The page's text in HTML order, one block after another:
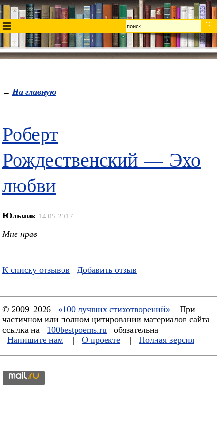
← На главную
Роберт
Рождественский — Эхо
любви
Юльчик 14.05.2017
Мне нрав
К списку отзывов Добавить отзыв
© 2009–2026 «100 лучших стихотворений»
При
частичном или полном цитировании материалов сайта
ссылка на
100bestpoems.ru
обязательна
Напишите нам
| О проекте | Полная версия